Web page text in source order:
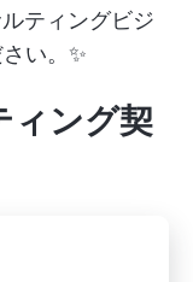
ティングビジ
い。✨
ィング契